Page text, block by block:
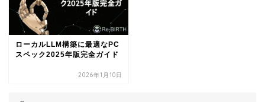
ローカルLLM構築に最適なPC
スペック2025年版完全ガイド
2026年1月10日